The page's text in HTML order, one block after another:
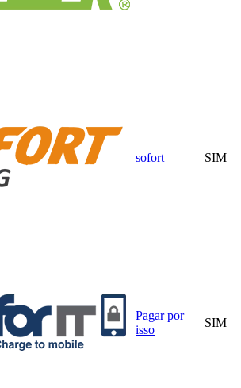
sofort SIM
Pagar por
isso
SIM